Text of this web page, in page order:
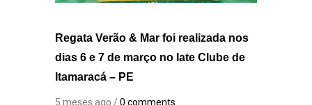
Regata Verão & Mar foi realizada nos
dias 6 e 7 de março no Iate Clube de
Itamaracá – PE
5 meses ago /0 comments